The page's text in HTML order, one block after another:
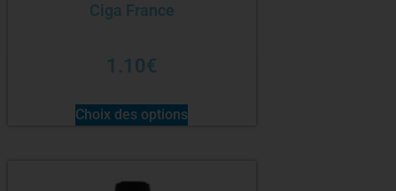
Ciga France
1.10€
Choix des options